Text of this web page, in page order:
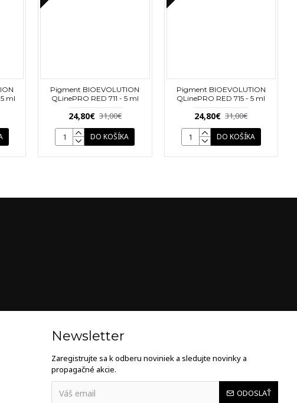
ml
Pigment BIOEVOLUTION
QLinePRO RED 711 - 5 ml
24,80€ 31,00€
DO KOŠÍKA
Pigment BIOEVOLUTION
QLinePRO RED 715 - 5 ml
24,80€ 31,00€
DO KOŠÍKA
Newsletter
Zaregistrujte sa k odberu noviniek a sledujte novinky a
propagačné akcie.
ODOSLAŤ